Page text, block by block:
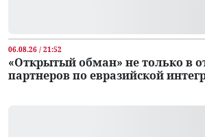
06.08.26 / 21:52
«Открытый обман» не только в
партнеров по евразийской